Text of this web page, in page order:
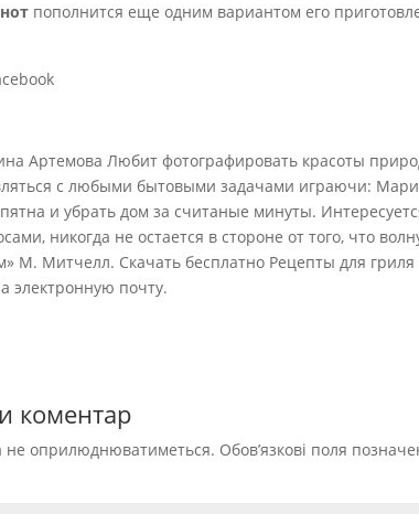
пополнится еще одним вариантом его
Артемова Любит фотографировать красоты
с любыми бытовыми задачами играючи:
и убрать дом за считаные минуты.
никогда не остается в стороне от того, что
М. Митчелл. Скачать бесплатно Рецепты для
электронную почту.
коментар
не оприлюднюватиметься. Обов’язкові поля